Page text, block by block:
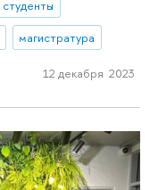
студенты
магистратура
12 декабря 2023